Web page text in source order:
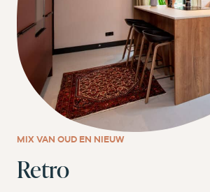
MIX VAN OUD EN NIEUW
Retro